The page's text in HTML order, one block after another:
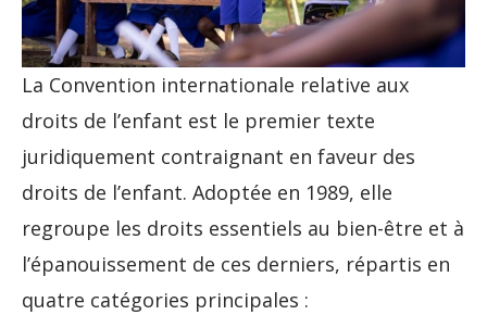
La Convention internationale relative aux
droits de l’enfant est le premier texte
juridiquement contraignant en faveur des
droits de l’enfant. Adoptée en 1989, elle
regroupe les droits essentiels au bien-être et à
l’épanouissement de ces derniers, répartis en
quatre catégories principales :